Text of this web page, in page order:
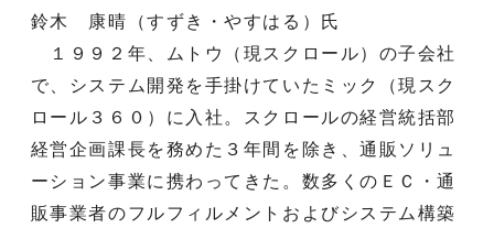
鈴木 康晴（すずき・やすはる）氏
１９９２年、ムトウ（現スクロール）の子会社
で、システム開発を手掛けていたミック（現スク
ロール３６０）に入社。スクロールの経営統括部
経営企画課長を務めた３年間を除き、通販ソリュ
ーション事業に携わってきた。数多くのＥＣ・通
販事業者のフルフィルメントおよびシステム構築